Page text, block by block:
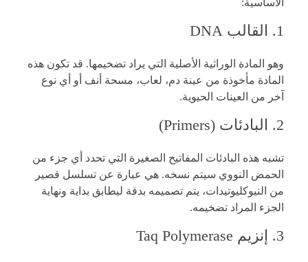
1. القالب DNA
وهو المادة الوراثية الأصلية التي يراد تضخيمها. قد تكون هذه
المادة مأخوذة من عينة دم، لعاب، مسحة أنف أو أي نوع
آخر من العينات الحيوية.
2. البادئات (Primers)
تشبه هذه البادئات المفاتيح الصغيرة التي تحدد أي جزء من
الحمض النووي سيتم نسخه. هي عبارة عن تسلسل قصير
من النيوكليوتيدات، يتم تصميمه بدقة ليطابق بداية ونهاية
الجزء المراد تضخيمه.
3. إنزيم Taq Polymerase